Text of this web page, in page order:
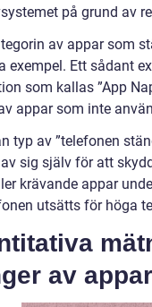
på grund av
av appar som
exempel. Ett sådant
som kallas ”App
appar som inte
typ av ”telefonen
sig själv för att
krävande appar
utsätts för höga
av